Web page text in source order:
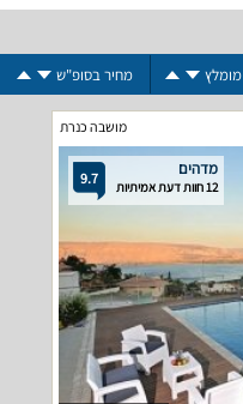
מומלץ מחיר בסופ"ש
מושבה כנרת
9.7 מדהים
12 חוות דעת אמיתיות